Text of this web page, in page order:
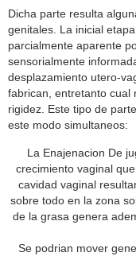
Dicha parte resulta
genitales. La inicial
parcialmente aparente
sensorialmente
desplazamiento utero-
fabrican, entretanto cual
rigidez. Este tipo de
este modo simultaneos:
La Enajenacion De
crecimiento vaginal
cavidad vaginal
sobre todo en la zona
de la grasa genera
Se podri­an mover